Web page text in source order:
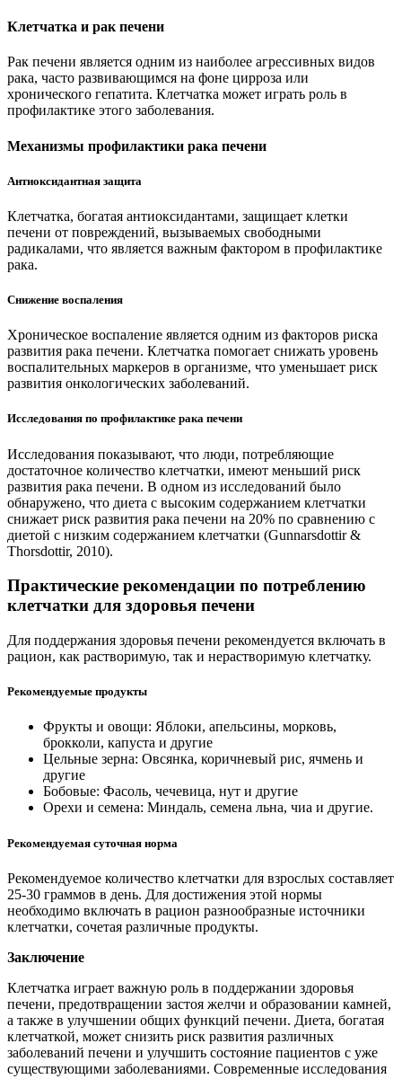
Клетчатка и рак печени
Рак печени является одним из наиболее агрессивных видов
рака, часто развивающимся на фоне цирроза или
хронического гепатита. Клетчатка может играть роль в
профилактике этого заболевания.
Механизмы профилактики рака печени
Антиоксидантная защита
Клетчатка, богатая антиоксидантами, защищает клетки
печени от повреждений, вызываемых свободными
радикалами, что является важным фактором в профилактике
рака.
Снижение воспаления
Хроническое воспаление является одним из факторов риска
развития рака печени. Клетчатка помогает снижать уровень
воспалительных маркеров в организме, что уменьшает риск
развития онкологических заболеваний.
Исследования по профилактике рака печени
Исследования показывают, что люди, потребляющие
достаточное количество клетчатки, имеют меньший риск
развития рака печени. В одном из исследований было
обнаружено, что диета с высоким содержанием клетчатки
снижает риск развития рака печени на 20% по сравнению с
диетой с низким содержанием клетчатки (Gunnarsdottir &
Thorsdottir, 2010).
Практические рекомендации по потреблению
клетчатки для здоровья печени
Для поддержания здоровья печени рекомендуется включать в
рацион, как растворимую, так и нерастворимую клетчатку.
Рекомендуемые продукты
Фрукты и овощи: Яблоки, апельсины, морковь,
брокколи, капуста и другие
Цельные зерна: Овсянка, коричневый рис, ячмень и
другие
Бобовые: Фасоль, чечевица, нут и другие
Орехи и семена: Миндаль, семена льна, чиа и другие.
Рекомендуемая суточная норма
Рекомендуемое количество клетчатки для взрослых составляет
25-30 граммов в день. Для достижения этой нормы
необходимо включать в рацион разнообразные источники
клетчатки, сочетая различные продукты.
Заключение
Клетчатка играет важную роль в поддержании здоровья
печени, предотвращении застоя желчи и образовании камней,
а также в улучшении общих функций печени. Диета, богатая
клетчаткой, может снизить риск развития различных
заболеваний печени и улучшить состояние пациентов с уже
существующими заболеваниями. Современные исследования